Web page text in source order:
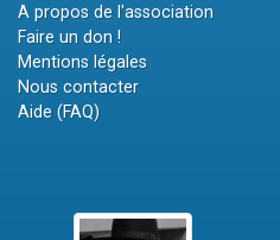
A propos de l'association
Faire un don !
Mentions légales
Nous contacter
Aide (FAQ)